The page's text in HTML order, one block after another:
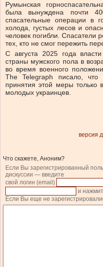
Румынская
была вынуждена почти
спасательные операции в
холода, густых лесов и
человек погибли. Спасатели
тех, кто не смог пережить
С августа 2025 года
страны мужского пола в
во время военного
The Telegraph писало,
принятия этой меры
молодых украинцев.
версия
Что скажете, Аноним?
Если Вы зарегистрированный
дискуссии — введите
свой логин (email)
и
Если Вы еще не